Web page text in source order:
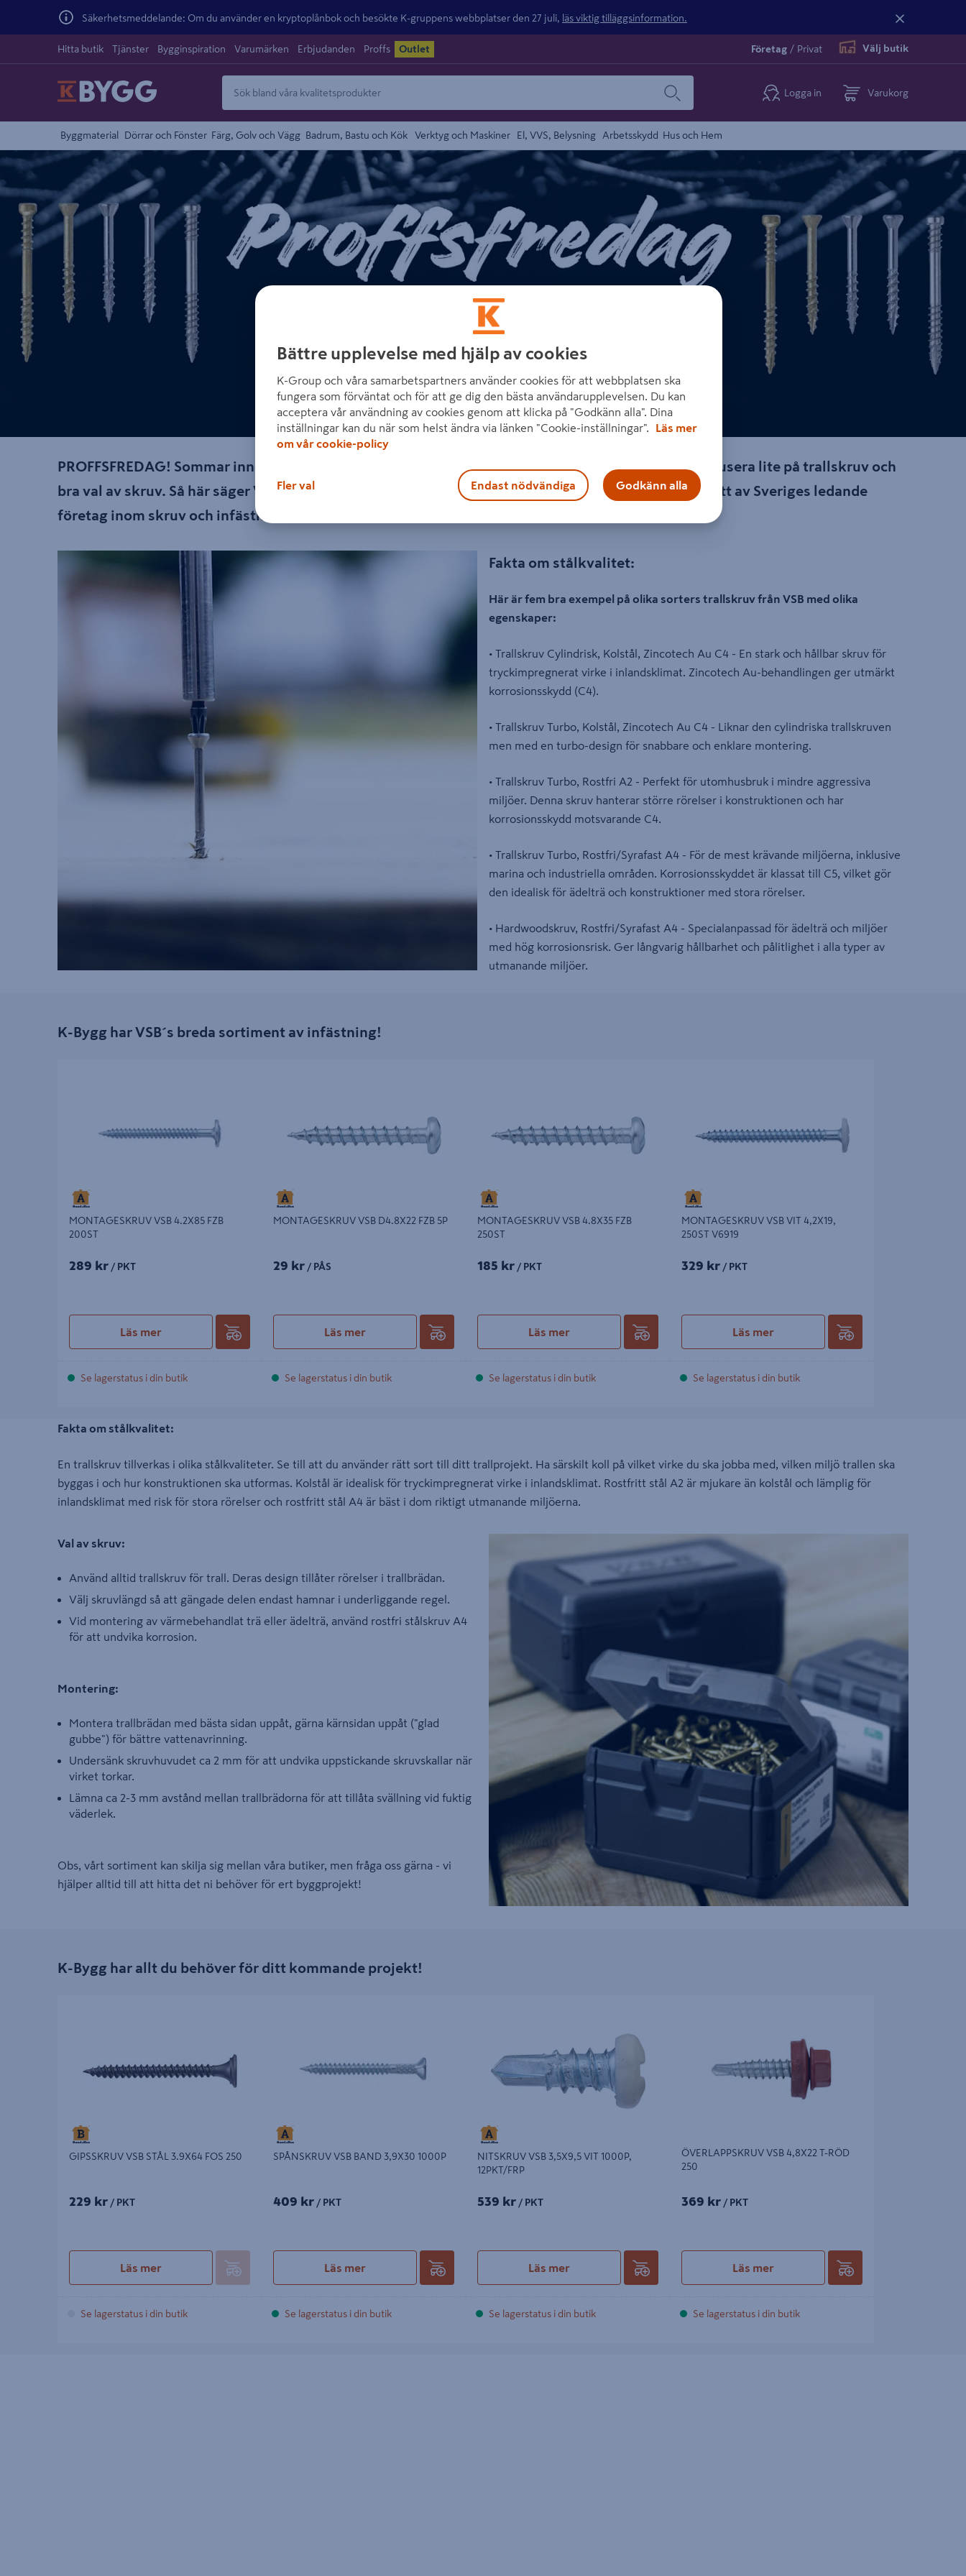
Säkerhetsmeddelande: Om du använder en kryptoplånbok och besökte K-gruppens webbplatser den 27 juli, läs viktig tilläggsinformation.
Hitta butik Tjänster Bygginspiration Varumärken Erbjudanden Proffs Outlet Företag / Privat Välj butik
Logga in Varukorg
Byggmaterial Dörrar och Fönster Färg, Golv och Vägg Badrum, Bastu och Kök Verktyg och Maskiner El, VVS, Belysning Arbetsskydd Hus och Hem
PROFFSFREDAG! Sommar innebär trallprojekt för många av våra proffskunder, därför tänkte vi fokusera lite på trallskruv och
bra val av skruv. Så här säger Västsvensk Byggskruv, en av våra många proffsleverantörer, som är ett av Sveriges ledande
företag inom skruv och infästning!
Fakta om stålkvalitet:
Här är fem bra exempel på olika sorters trallskruv från VSB med olika
egenskaper:
• Trallskruv Cylindrisk, Kolstål, Zincotech Au C4 - En stark och hållbar skruv för
tryckimpregnerat virke i inlandsklimat. Zincotech Au-behandlingen ger utmärkt
korrosionsskydd (C4).
• Trallskruv Turbo, Kolstål, Zincotech Au C4 - Liknar den cylindriska trallskruven
men med en turbo-design för snabbare och enklare montering.
• Trallskruv Turbo, Rostfri A2 - Perfekt för utomhusbruk i mindre aggressiva
miljöer. Denna skruv hanterar större rörelser i konstruktionen och har
korrosionsskydd motsvarande C4.
• Trallskruv Turbo, Rostfri/Syrafast A4 - För de mest krävande miljöerna, inklusive
marina och industriella områden. Korrosionsskyddet är klassat till C5, vilket gör
den idealisk för ädelträ och konstruktioner med stora rörelser.
• Hardwoodskruv, Rostfri/Syrafast A4 - Specialanpassad för ädelträ och miljöer
med hög korrosionsrisk. Ger långvarig hållbarhet och pålitlighet i alla typer av
utmanande miljöer.
K-Bygg har VSB´s breda sortiment av infästning!
MONTAGESKRUV VSB 4.2X85 FZB
200ST
289 kr / PKT
Läs mer
Se lagerstatus i din butik
MONTAGESKRUV VSB D4.8X22 FZB 5P
29 kr / PÅS
Läs mer
Se lagerstatus i din butik
MONTAGESKRUV VSB 4.8X35 FZB
250ST
185 kr / PKT
Läs mer
Se lagerstatus i din butik
MONTAGESKRUV VSB VIT 4,2X19,
250ST V6919
329 kr / PKT
Läs mer
Se lagerstatus i din butik
Fakta om stålkvalitet:
En trallskruv tillverkas i olika stålkvaliteter. Se till att du använder rätt sort till ditt trallprojekt. Ha särskilt koll på vilket virke du ska jobba med, vilken miljö trallen ska
byggas i och hur konstruktionen ska utformas. Kolstål är idealisk för tryckimpregnerat virke i inlandsklimat. Rostfritt stål A2 är mjukare än kolstål och lämplig för
inlandsklimat med risk för stora rörelser och rostfritt stål A4 är bäst i dom riktigt utmanande miljöerna.
Val av skruv:
Använd alltid trallskruv för trall. Deras design tillåter rörelser i trallbrädan.
Välj skruvlängd så att gängade delen endast hamnar i underliggande regel.
Vid montering av värmebehandlat trä eller ädelträ, använd rostfri stålskruv A4
för att undvika korrosion.
Montering:
Montera trallbrädan med bästa sidan uppåt, gärna kärnsidan uppåt ("glad
gubbe") för bättre vattenavrinning.
Undersänk skruvhuvudet ca 2 mm för att undvika uppstickande skruvskallar när
virket torkar.
Lämna ca 2-3 mm avstånd mellan trallbrädorna för att tillåta svällning vid fuktig
väderlek.
Obs, vårt sortiment kan skilja sig mellan våra butiker, men fråga oss gärna - vi
hjälper alltid till att hitta det ni behöver för ert byggprojekt!
K-Bygg har allt du behöver för ditt kommande projekt!
GIPSSKRUV VSB STÅL 3.9X64 FOS 250
229 kr / PKT
Läs mer
Se lagerstatus i din butik
SPÅNSKRUV VSB BAND 3,9X30 1000P
409 kr / PKT
Läs mer
Se lagerstatus i din butik
NITSKRUV VSB 3,5X9,5 VIT 1000P,
12PKT/FRP
539 kr / PKT
Läs mer
Se lagerstatus i din butik
ÖVERLAPPSKRUV VSB 4,8X22 T-RÖD
250
369 kr / PKT
Läs mer
Se lagerstatus i din butik
Bättre upplevelse med hjälp av cookies
K-Group och våra samarbetspartners använder cookies för att webbplatsen ska
fungera som förväntat och för att ge dig den bästa användarupplevelsen. Du kan
acceptera vår användning av cookies genom att klicka på "Godkänn alla". Dina
inställningar kan du när som helst ändra via länken "Cookie-inställningar".
Läs mer
om vår cookie-policy
Fler val Endast nödvändiga Godkänn alla